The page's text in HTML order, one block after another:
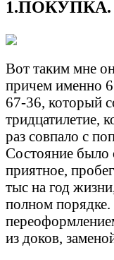
1.ПОКУПКА.
Вот таким мне
причем именно
67-36, который
тридцатилетие,
раз совпало с
Состояние было
приятное,
тыс на год
полном
из доков,